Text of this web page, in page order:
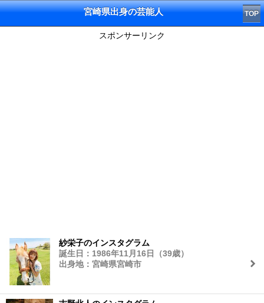
宮崎県出身の芸能人 TOP
スポンサーリンク
紗栄子のインスタグラム
誕生日：1986年11月16日（39歳）
出身地：宮崎県宮崎市